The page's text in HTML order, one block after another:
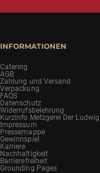
INFORMATIONEN
Catering
AGB
Zahlung und Versand
Verpackung
FAQS
Datenschutz
Widerrufsbelehrung
Kurzinfo Metzgerei Der Ludwig
Impressum
Pressemappe
Gewinnspiel
Karriere
Nachhaltigkeit
Barrierefreiheit
Grounding Pages